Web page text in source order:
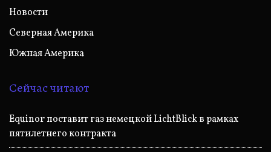
Новости
Северная Америка
Южная Америка
Сейчас читают
Equinor поставит газ немецкой LichtBlick в рамках
пятилетнего контракта